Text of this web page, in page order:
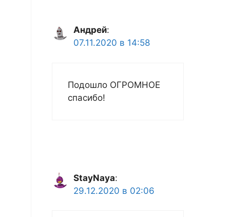
Андрей:
07.11.2020 в 14:58
Подошло ОГРОМНОЕ
спасибо!
StayNaya:
29.12.2020 в 02:06